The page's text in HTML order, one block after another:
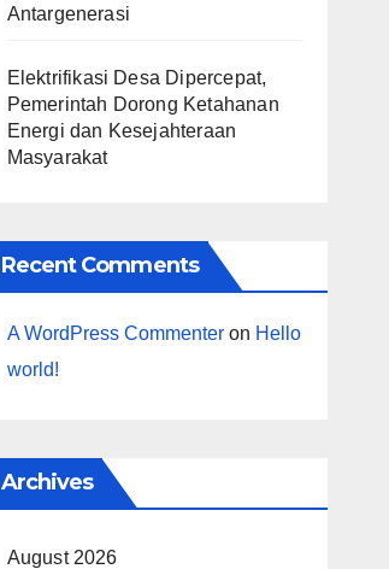
Antargenerasi
Elektrifikasi Desa Dipercepat,
Pemerintah Dorong Ketahanan
Energi dan Kesejahteraan
Masyarakat
Recent Comments
A WordPress Commenteron Hello
world!
Archives
August 2026